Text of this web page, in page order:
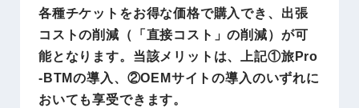
各種チケットをお得な価格で購入でき、出張
コストの削減（「直接コスト」の削減）が可
能となります。当該メリットは、上記①旅Pro
-BTMの導入、②OEMサイトの導入のいずれに
おいても享受できます。